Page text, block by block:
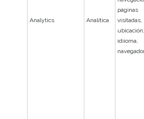
Analytics Analítica
páginas
visitadas,
ubicación,
idiioma,